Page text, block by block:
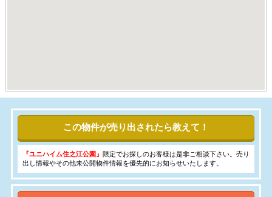
この物件が売り出されたら教えて！
『ユニハイム住之江公園』 限定でお探しのお客様は是非ご相談下さい。売り
出し情報やその他未公開物件情報を優先的にお知らせいたします。